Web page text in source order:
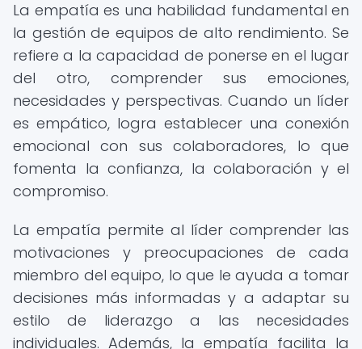
La empatía es una habilidad fundamental en
la gestión de equipos de alto rendimiento. Se
refiere a la capacidad de ponerse en el lugar
del otro, comprender sus emociones,
necesidades y perspectivas. Cuando un líder
es empático, logra establecer una conexión
emocional con sus colaboradores, lo que
fomenta la confianza, la colaboración y el
compromiso.
La empatía permite al líder comprender las
motivaciones y preocupaciones de cada
miembro del equipo, lo que le ayuda a tomar
decisiones más informadas y a adaptar su
estilo de liderazgo a las necesidades
individuales. Además, la empatía facilita la